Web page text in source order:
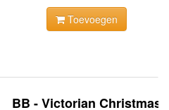
Toevoegen
BB - Victorian Christmas